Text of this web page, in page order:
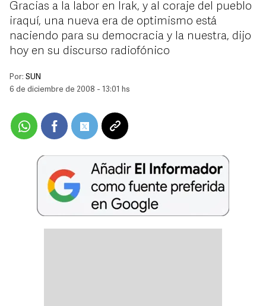
Gracias a la labor en Irak, y al coraje del pueblo
iraquí, una nueva era de optimismo está
naciendo para su democracia y la nuestra, dijo
hoy en su discurso radiofónico
Por: SUN
6 de diciembre de 2008 - 13:01 hs